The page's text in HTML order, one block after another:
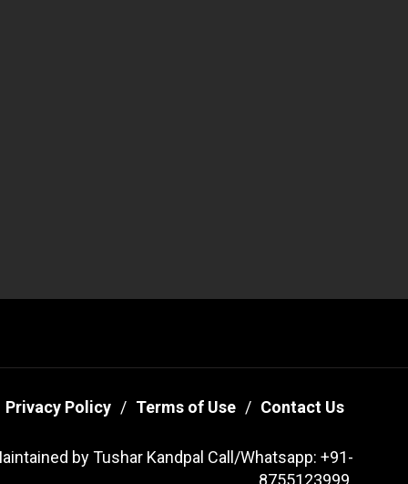
Privacy Policy Terms of Use Contact Us
by Tushar Kandpal Call/Whatsapp: +91-
8755123999.